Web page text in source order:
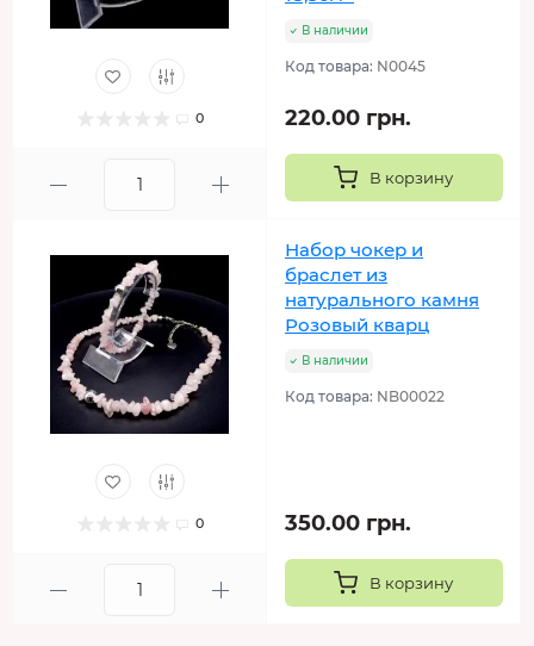
0
В наличии
Код товара: N0045
220.00 грн.
В корзину
0
Набор чокер и
браслет из
натурального камня
Розовый кварц
В наличии
Код товара: NB00022
350.00 грн.
В корзину